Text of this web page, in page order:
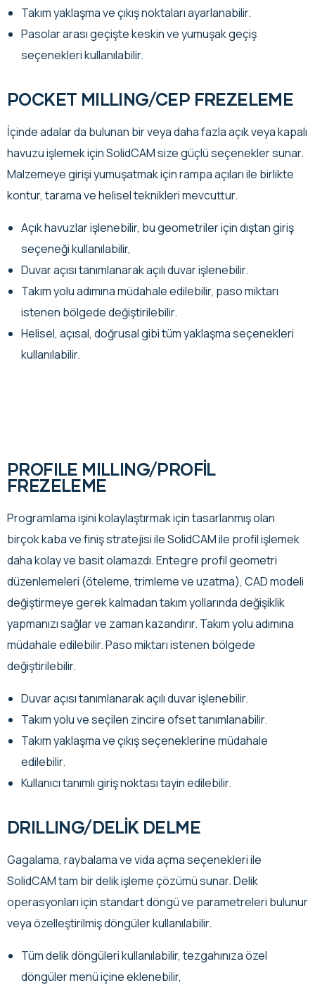
Takım yaklaşma ve çıkış noktaları ayarlanabilir.
Pasolar arası geçişte keskin ve yumuşak geçiş
seçenekleri kullanılabilir.
POCKET MILLING/CEP FREZELEME
İçinde adalar da bulunan bir veya daha fazla açık veya kapalı
havuzu işlemek için SolidCAM size güçlü seçenekler sunar.
Malzemeye girişi yumuşatmak için rampa açıları ile birlikte
kontur, tarama ve helisel teknikleri mevcuttur.
Açık havuzlar işlenebilir, bu geometriler için dıştan giriş
seçeneği kullanılabilir,
Duvar açısı tanımlanarak açılı duvar işlenebilir.
Takım yolu adımına müdahale edilebilir, paso miktarı
istenen bölgede değiştirilebilir.
Helisel, açısal, doğrusal gibi tüm yaklaşma seçenekleri
kullanılabilir.
PROFILE MILLING/PROFİL
FREZELEME
Programlama işini kolaylaştırmak için tasarlanmış olan
birçok kaba ve finiş stratejisi ile SolidCAM ile profil işlemek
daha kolay ve basit olamazdı. Entegre profil geometri
düzenlemeleri (öteleme, trimleme ve uzatma), CAD modeli
değiştirmeye gerek kalmadan takım yollarında değişiklik
yapmanızı sağlar ve zaman kazandırır. Takım yolu adımına
müdahale edilebilir. Paso miktarı istenen bölgede
değiştirilebilir.
Duvar açısı tanımlanarak açılı duvar işlenebilir.
Takım yolu ve seçilen zincire ofset tanımlanabilir.
Takım yaklaşma ve çıkış seçeneklerine müdahale
edilebilir.
Kullanıcı tanımlı giriş noktası tayin edilebilir.
DRILLING/DELİK DELME
Gagalama, raybalama ve vida açma seçenekleri ile
SolidCAM tam bir delik işleme çözümü sunar. Delik
operasyonları için standart döngü ve parametreleri bulunur
veya özelleştirilmiş döngüler kullanılabilir.
Tüm delik döngüleri kullanılabilir, tezgahınıza özel
döngüler menü içine eklenebilir,